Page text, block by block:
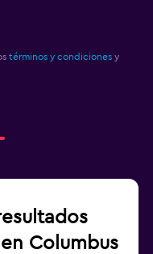
términos y condiciones y
Columbus